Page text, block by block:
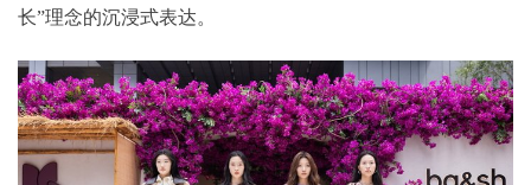
长”理念的沉浸式表达。